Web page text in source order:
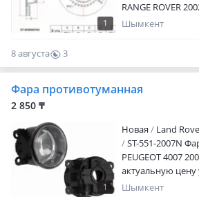
1
RANGE ROVER
актуальную цену
Шымкент
8 августа
3
0
Фара противотуманная
2 850 ₸
1
Новая Land
ST-551-2007N
PEUGEOT 4007
актуальную цену
менеджера
Шымкент